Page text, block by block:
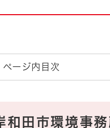
園
地域コミュ
ページ内目次
和田市環境事務